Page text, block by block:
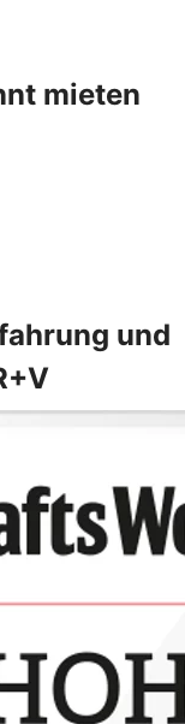
mieten
und